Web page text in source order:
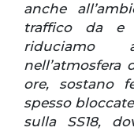
anche
traffico da e
riduciamo
ore, sostano
spesso
sulla SS18,